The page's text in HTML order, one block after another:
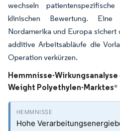
wechseln
klinischen Bewertung.
Nordamerika und Europa sichert
additive Arbeitsabläufe die
Operation verkürzen.
Hemmnisse-
Weight Polyethylen-Marktes*
Hohe